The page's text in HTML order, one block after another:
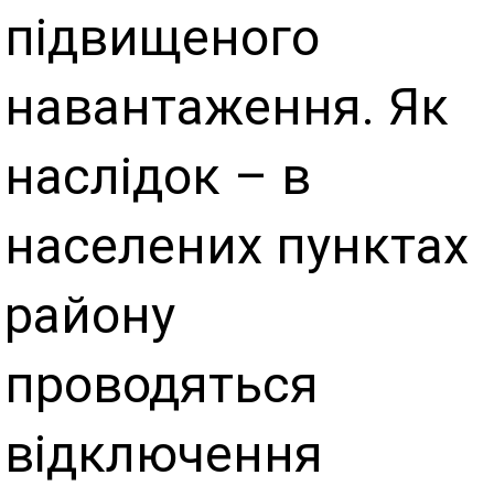
підвищеного
навантаження. Як
наслідок – в
населених пунктах
району
проводяться
відключення